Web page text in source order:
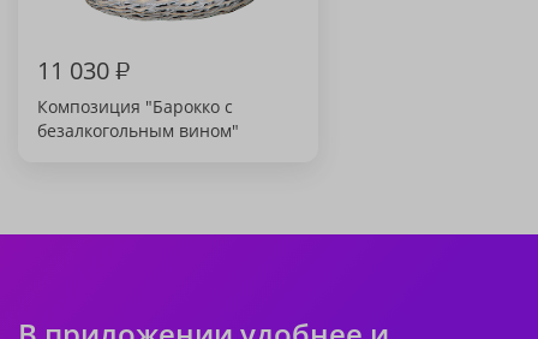
11 030₽
Композиция "Барокко с
безалкогольным вином"